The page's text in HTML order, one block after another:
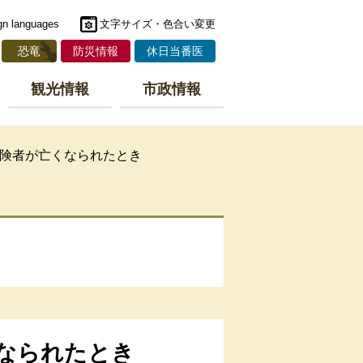
languages 文字サイズ・色合い変更
恐竜 防災情報 休日当番医
観光情報 市政情報
者が亡くなられたとき
られたとき